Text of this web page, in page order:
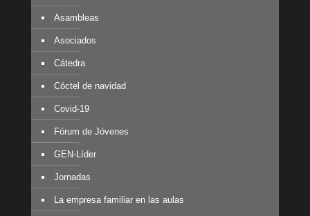
Asambleas
Asociados
Cátedra
Cóctel de navidad
Covid-19
Fórum de Jóvenes
GEN-Líder
Jornadas
La empresa familiar en las aulas